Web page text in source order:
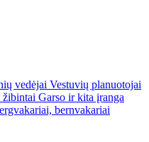
vedėjai Vestuvių planuotojai
žibintai Garso ir kita įranga
bernvakariai